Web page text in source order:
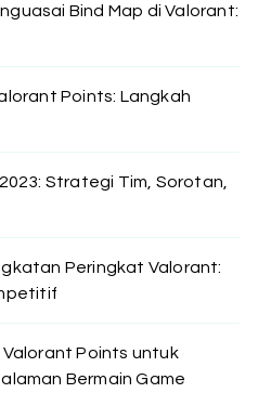
Bind Map di Valorant:
Points: Langkah
Strategi Tim, Sorotan,
Peringkat Valorant:
Valorant Points untuk
Bermain Game